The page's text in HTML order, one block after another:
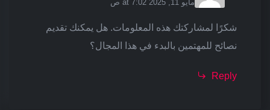
مايو 11, 2025 at 7:02 ص
شكرًا لمشاركتك هذه المعلومات. هل يمكنك تقديم
نصائح للمهتمين بالبدء في هذا المجال؟
Reply